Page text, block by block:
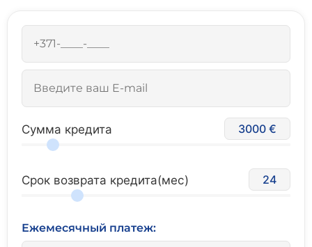
Сумма кредита 3000
Срок возврата кредита(мес) 24
Ежемесячный платеж: